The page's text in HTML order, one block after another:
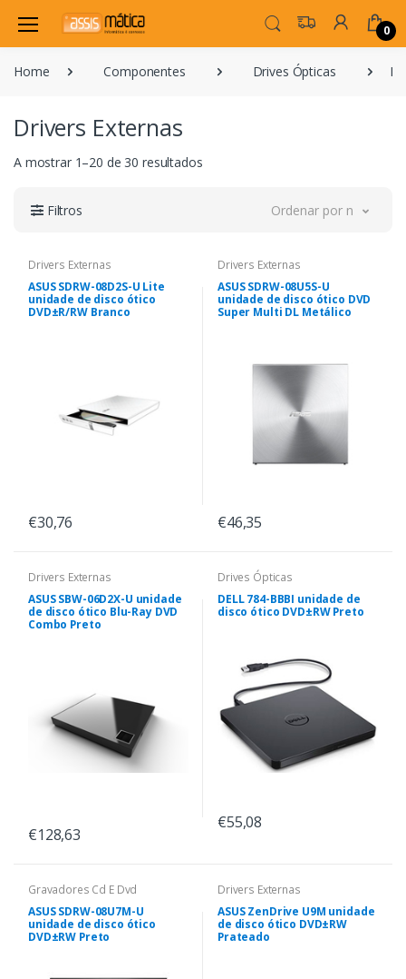
0
Home Componentes Drives Ópticas
Drivers Externas
A mostrar 1–20 de 30 resultados
Filtros Ordenar por novidade
Drivers Externas
ASUS SDRW-08D2S-U Lite
unidade de disco ótico
DVD±R/RW Branco
€30,76
Drivers Externas
ASUS SDRW-08U5S-U
unidade de disco ótico DVD
Super Multi DL Metálico
€46,35
Drivers Externas
ASUS SBW-06D2X-U unidade
de disco ótico Blu-Ray DVD
Combo Preto
€128,63
Drives Ópticas
DELL 784-BBBI unidade de
disco ótico DVD±RW Preto
€55,08
Gravadores Cd E Dvd
ASUS SDRW-08U7M-U
unidade de disco ótico
DVD±RW Preto
Drivers Externas
ASUS ZenDrive U9M unidade
de disco ótico DVD±RW
Prateado